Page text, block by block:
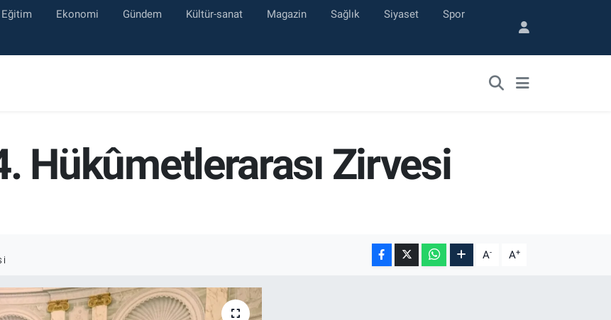
Eğitim Ekonomi Gündem Kültür-sanat Magazin Sağlık Siyaset Spor
Hükûmetlerarası Zirvesi
A- A+